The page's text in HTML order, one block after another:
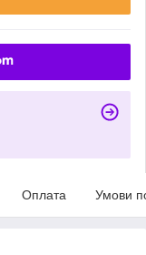
Оплата Умови